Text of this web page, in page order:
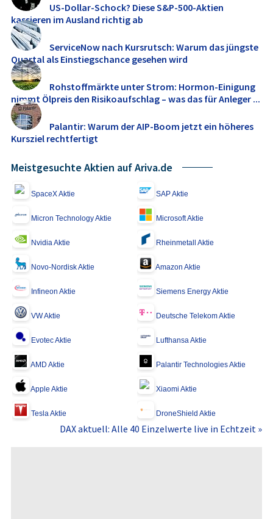
US-Dollar-Schock? Diese S&P-500-Aktien
kassieren im Ausland richtig ab
ServiceNow nach Kursrutsch: Warum das jüngste
Quartal als Einstiegschance gesehen wird
Rohstoffmärkte unter Strom: Hormon-Einigung
nimmt Ölpreis den Risikoaufschlag – was das für Anleger ...
Palantir: Warum der AIP-Boom jetzt ein höheres
Kursziel rechtfertigt
Meistgesuchte Aktien auf Ariva.de
SpaceX Aktie SAP Aktie
Micron Technology Aktie Microsoft Aktie
Nvidia Aktie Rheinmetall Aktie
Novo-Nordisk Aktie Amazon Aktie
Infineon Aktie Siemens Energy Aktie
VW Aktie Deutsche Telekom Aktie
Evotec Aktie Lufthansa Aktie
AMD Aktie Palantir Technologies Aktie
Apple Aktie Xiaomi Aktie
Tesla Aktie DroneShield Aktie
DAX aktuell: Alle 40 Einzelwerte live in Echtzeit »